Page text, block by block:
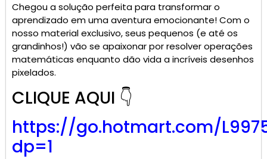
Chegou a solução perfeita para transformar o
aprendizado em uma aventura emocionante! Com o
nosso material exclusivo, seus pequenos (e até os
grandinhos!) vão se apaixonar por resolver operações
matemáticas enquanto dão vida a incríveis desenhos
pixelados.
CLIQUE AQUI 👇
https://go.hotmart.com/
dp=1